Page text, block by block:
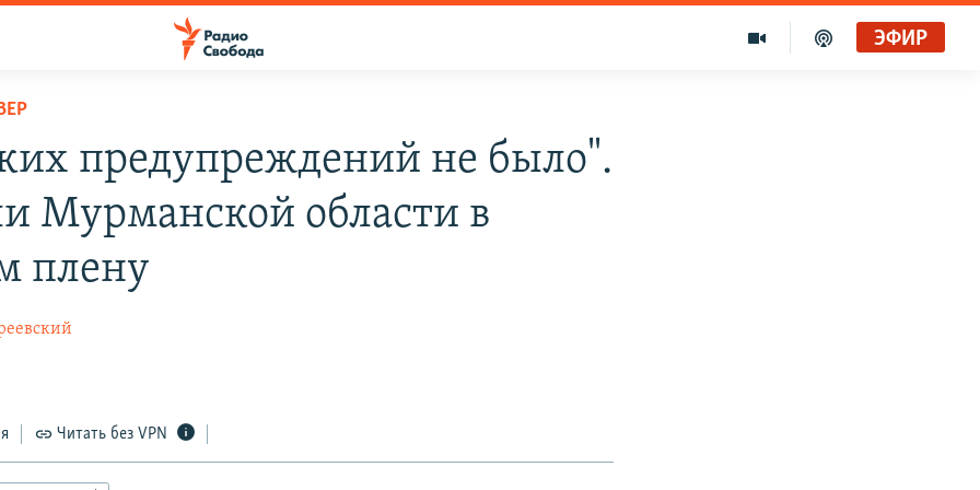
ЭФИР
предупреждений не было".
Мурманской области в
плену
Читать без VPN